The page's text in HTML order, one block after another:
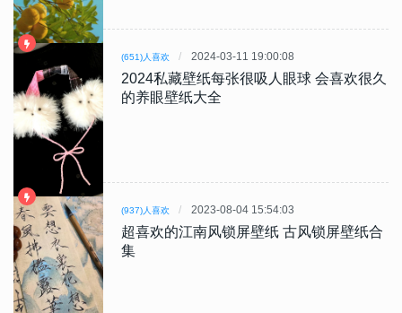
(651)人喜欢 2024-03-11 19:00:08
2024私藏壁纸每张很吸人眼球 会喜欢很久
的养眼壁纸大全
(937)人喜欢 2023-08-04 15:54:03
超喜欢的江南风锁屏壁纸 古风锁屏壁纸合
集